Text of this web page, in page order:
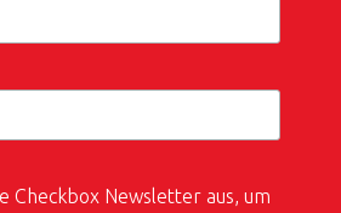
Checkbox Newsletter aus, um